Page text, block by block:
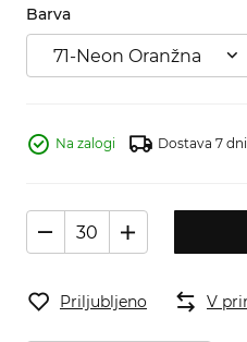
Barva
71-Neon Oranžna
Na zalogi Dostava 7
Priljubljeno V